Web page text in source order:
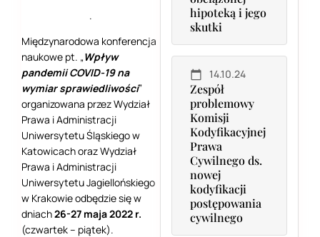
.
Międzynarodowa konferencja
naukowe pt. „Wpływ
pandemii COVID-19 na
wymiar sprawiedliwości”
organizowana przez Wydział
Prawa i Administracji
Uniwersytetu Śląskiego w
Katowicach oraz Wydział
Prawa i Administracji
Uniwersytetu Jagiellońskiego
w Krakowie odbędzie się w
dniach26-27 maja 2022 r.
(czwartek – piątek).
hipoteką i jego
skutki
14.10.24
Zespół
problemowy
Komisji
Kodyfikacyjnej
Prawa
Cywilnego ds.
nowej
kodyfikacji
postępowania
cywilnego